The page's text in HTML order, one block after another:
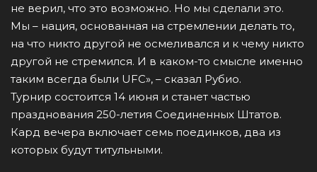
не верил, что это возможно. Но мы сделали это.
Мы – нация, основанная на стремлении делать то,
на что никто другой не осмеливался и к чему никто
другой не стремился. И в каком-то смысле именно
таким всегда были UFC», – сказал Рубио.
Турнир состоится 14 июня и станет частью
празднования 250-летия Соединенных Штатов.
Кард вечера включает семь поединков, два из
которых будут титульными.